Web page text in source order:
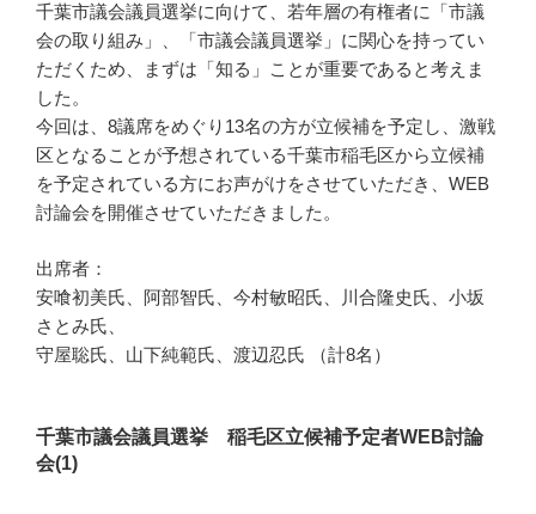
千葉市議会議員選挙に向けて、若年層の有権者に「市議
会の取り組み」、「市議会議員選挙」に関心を持ってい
ただくため、まずは「知る」ことが重要であると考えま
した。
今回は、8議席をめぐり13名の方が立候補を予定し、激戦
区となることが予想されている千葉市稲毛区から立候補
を予定されている方にお声がけをさせていただき、WEB
討論会を開催させていただきました。
出席者：
安喰初美氏、阿部智氏、今村敏昭氏、川合隆史氏、小坂
さとみ氏、
守屋聡氏、山下純範氏、渡辺忍氏 （計8名）
千葉市議会議員選挙 稲毛区立候補予定者WEB討論
会(1)